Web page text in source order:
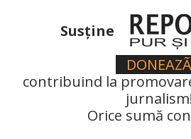
Susţine
contribuind la
Orice sumă